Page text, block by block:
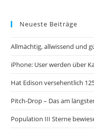
Neueste Beiträge
Allmächtig, allwissend und
iPhone: User werden über
Hat Edison versehentlich
Pitch-Drop – Das am
Population III Sterne